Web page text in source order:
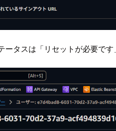
タスは「リセットが必要で